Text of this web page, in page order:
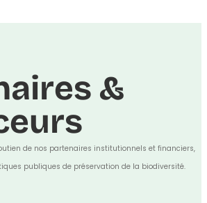
&
de nos partenaires institutionnels et financiers,
publiques de préservation de la biodiversité.